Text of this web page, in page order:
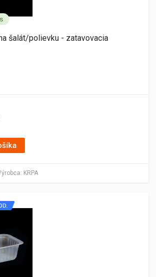
KRPA
šalát/polievku - zatavovacia